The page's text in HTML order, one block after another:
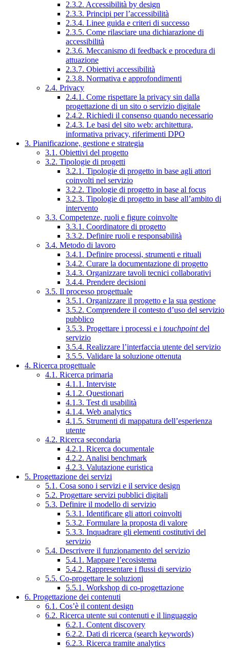
2.3.2. Accessibilità by design
2.3.3. Principi per l’accessibilità
2.3.4. Linee guida e criteri di successo
2.3.5. Come rilasciare una dichiarazione di
accessibilità
2.3.6. Meccanismo di feedback e procedura di
attuazione
2.3.7. Obiettivi accessibilità
2.3.8. Normativa e approfondimenti
2.4. Privacy
2.4.1. Come rispettare la privacy sin dalla
progettazione di un sito o servizio digitale
2.4.2. Richiedi il consenso quando necessario
2.4.3. Le basi del sito web: architettura,
informativa privacy, riferimenti DPO
3. Pianificazione, gestione e strategia
3.1. Obiettivi del progetto
3.2. Tipologie di progetti
3.2.1. Tipologie di progetto in base agli attori
coinvolti nel servizio
3.2.2. Tipologie di progetto in base al focus
3.2.3. Tipologie di progetto in base all’ambito di
intervento
3.3. Competenze, ruoli e figure coinvolte
3.3.1. Coordinatore di progetto
3.3.2. Definire ruoli e responsabilità
3.4. Metodo di lavoro
3.4.1. Definire processi, strumenti e rituali
3.4.2. Curare la documentazione di progetto
3.4.3. Organizzare tavoli tecnici collaborativi
3.4.4. Prendere decisioni
3.5. Il processo progettuale
3.5.1. Organizzare il progetto e la sua gestione
3.5.2. Comprendere il contesto d’uso del servizio
pubblico
3.5.3. Progettare i processi e i touchpointdel
servizio
3.5.4. Realizzare l’interfaccia utente del servizio
3.5.5. Validare la soluzione ottenuta
4. Ricerca progettuale
4.1. Ricerca primaria
4.1.1. Interviste
4.1.2. Questionari
4.1.3. Test di usabilità
4.1.4. Web analytics
4.1.5. Strumenti di mappatura dell’esperienza
utente
4.2. Ricerca secondaria
4.2.1. Ricerca documentale
4.2.2. Analisi benchmark
4.2.3. Valutazione euristica
5. Progettazione dei servizi
5.1. Cosa sono i servizi e il service design
5.2. Progettare servizi pubblici digitali
5.3. Definire il modello di servizio
5.3.1. Identificare gli attori coinvolti
5.3.2. Formulare la proposta di valore
5.3.3. Inquadrare gli elementi costitutivi del
servizio
5.4. Descrivere il funzionamento del servizio
5.4.1. Mappare l’ecosistema
5.4.2. Rappresentare i flussi di servizio
5.5. Co-progettare le soluzioni
5.5.1. Workshop di co-progettazione
6. Progettazione dei contenuti
6.1. Cos’è il content design
6.2. Ricerca utente sui contenuti e il linguaggio
6.2.1. Content discovery
6.2.2. Dati di ricerca (search keywords)
6.2.3. Ricerca tramite analytics